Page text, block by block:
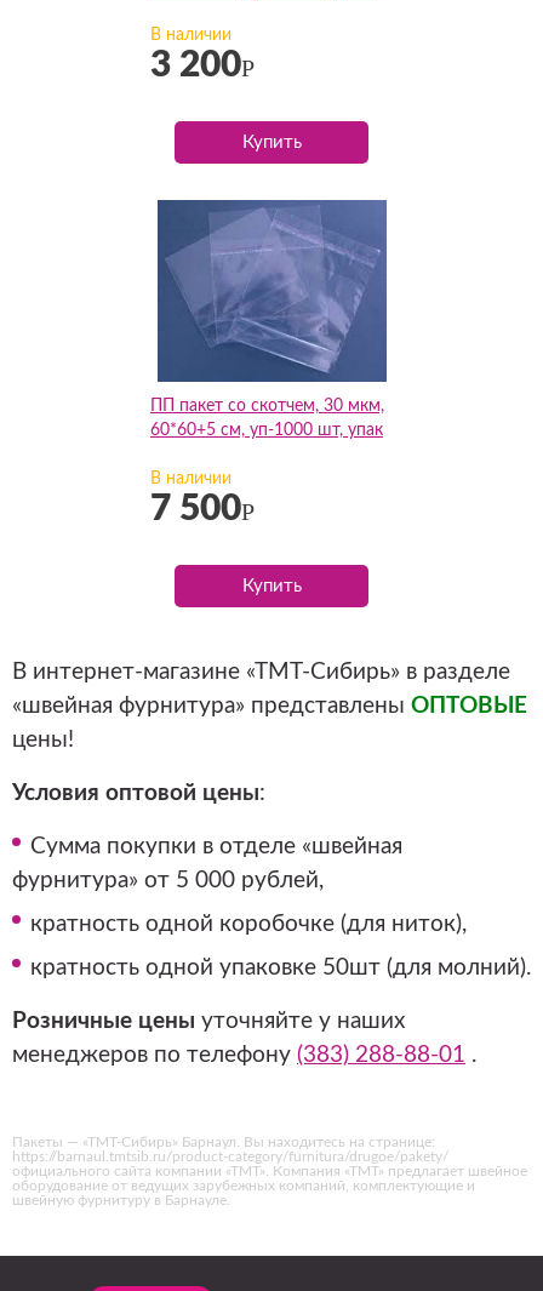
В наличии
3 200Р
Купить
ПП пакет со скотчем, 30 мкм,
60*60+5 см, уп-1000 шт, упак
В наличии
7 500Р
Купить
В интернет-магазине «ТМТ-Сибирь» в разделе
«швейная фурнитура» представлены ОПТОВЫЕ
цены!
Условия оптовой цены:
Сумма покупки в отделе «швейная
фурнитура» от 5 000 рублей,
кратность одной коробочке (для ниток),
кратность одной упаковке 50шт (для молний).
Розничные цены уточняйте у наших
менеджеров по телефону (383) 288-88-01 .
Пакеты — «ТМТ-Сибирь» Барнаул. Вы находитесь на странице:
https://barnaul.tmtsib.ru/product-category/furnitura/drugoe/pakety/
официального сайта компании «ТМТ». Компания «ТМТ» предлагает швейное
оборудование от ведущих зарубежных компаний, комплектующие и
швейную фурнитуру в Барнауле.